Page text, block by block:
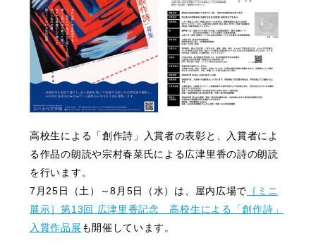
高校生による「創作詩」入賞者の表彰と、入賞者によ
る作品の朗読や宗村春菜氏による広津里香の詩の朗読
を行います。
7月25日（土）～8月5日（水）は、屋内広場で ［ミニ
展示］第13回 広津里香記念 高校生による「創作詩」
入賞作品展 も開催しています。